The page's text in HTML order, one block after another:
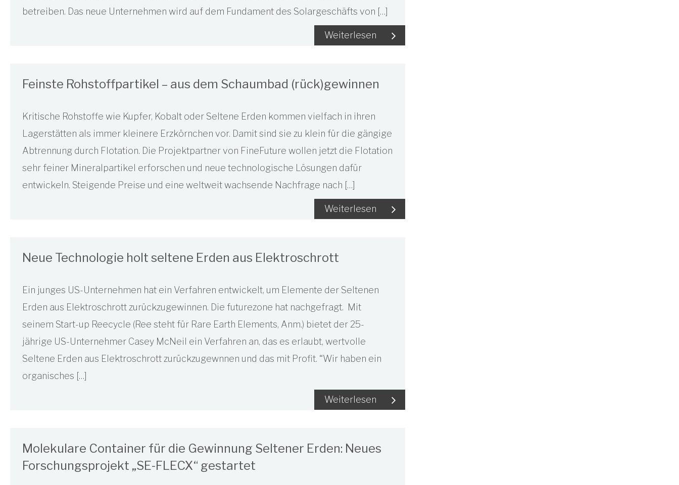
betreiben. Das neue Unternehmen wird auf dem Fundament des Solargeschäfts von […]
Weiterlesen
Feinste Rohstoffpartikel – aus dem Schaumbad (rück)gewinnen
Kritische Rohstoffe wie Kupfer, Kobalt oder Seltene Erden kommen vielfach in ihren
Lagerstätten als immer kleinere Erzkörnchen vor. Damit sind sie zu klein für die gängige
Abtrennung durch Flotation. Die Projektpartner von FineFuture wollen jetzt die Flotation
sehr feiner Mineralpartikel erforschen und neue technologische Lösungen dafür
entwickeln. Steigende Preise und eine weltweit wachsende Nachfrage nach […]
Weiterlesen
Neue Technologie holt seltene Erden aus Elektroschrott
Ein junges US-Unternehmen hat ein Verfahren entwickelt, um Elemente der Seltenen
Erden aus Elektroschrott zurückzugewinnen. Die futurezone hat nachgefragt. Mit
seinem Start-up Reecycle (Ree steht für Rare Earth Elements, Anm.) bietet der 25-
jährige US-Unternehmer Casey McNeil ein Verfahren an, das es erlaubt, wertvolle
Seltene Erden aus Elektroschrott zurückzugewnnen und das mit Profit. “Wir haben ein
organisches […]
Weiterlesen
Molekulare Container für die Gewinnung Seltener Erden: Neues
Forschungsprojekt „SE-FLECX“ gestartet